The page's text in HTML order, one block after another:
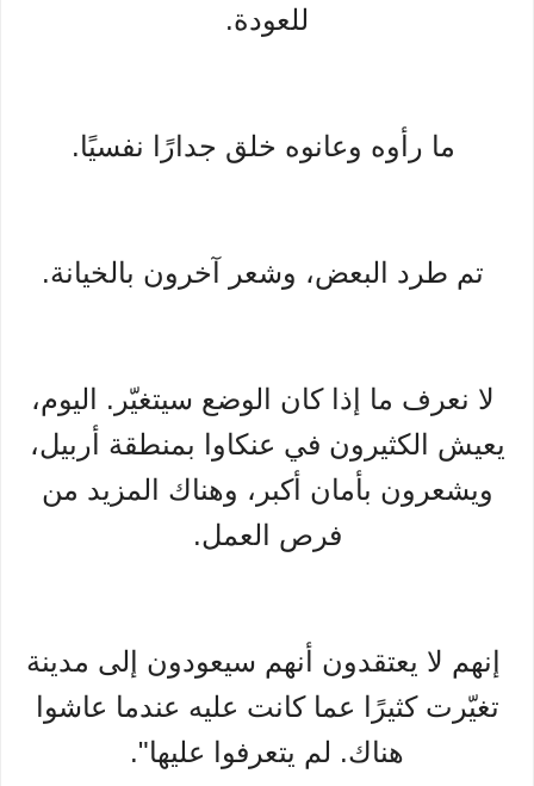
للعودة.
ما رأوه وعانوه خلق جدارًا نفسيًا.
تم طرد البعض، وشعر آخرون بالخيانة.
لا نعرف ما إذا كان الوضع سيتغيّر. اليوم،
يعيش الكثيرون في عنكاوا بمنطقة أربيل،
ويشعرون بأمان أكبر، وهناك المزيد من
فرص العمل.
إنهم لا يعتقدون أنهم سيعودون إلى مدينة
تغيّرت كثيرًا عما كانت عليه عندما عاشوا
هناك. لم يتعرفوا عليها".